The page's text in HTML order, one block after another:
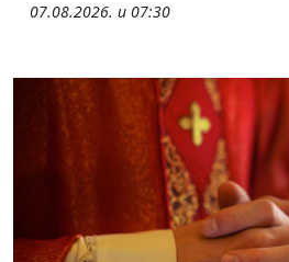
07.08.2026. u 07:30